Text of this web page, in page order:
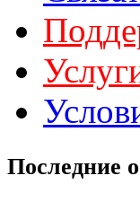
Последние